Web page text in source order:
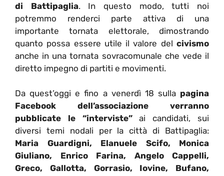
di Battipaglia. In questo modo, tutti noi
potremmo renderci parte attiva di una
importante tornata elettorale, dimostrando
quanto possa essere utile il valore del civismo
anche in una tornata sovracomunale che vede il
diretto impegno di partiti e movimenti.
Da quest’oggi e fino a venerdì 18 sulla pagina
Facebook
dell’associazione verranno
pubblicate le “interviste”ai candidati, sui
diversi temi nodali per la città di Battipaglia:
Maria Guardigni, Elanuele Scifo, Monica
Giuliano, Enrico Farina, Angelo Cappelli,
Greco, Gallotta, Gorrasio, Iovine, Bufano,